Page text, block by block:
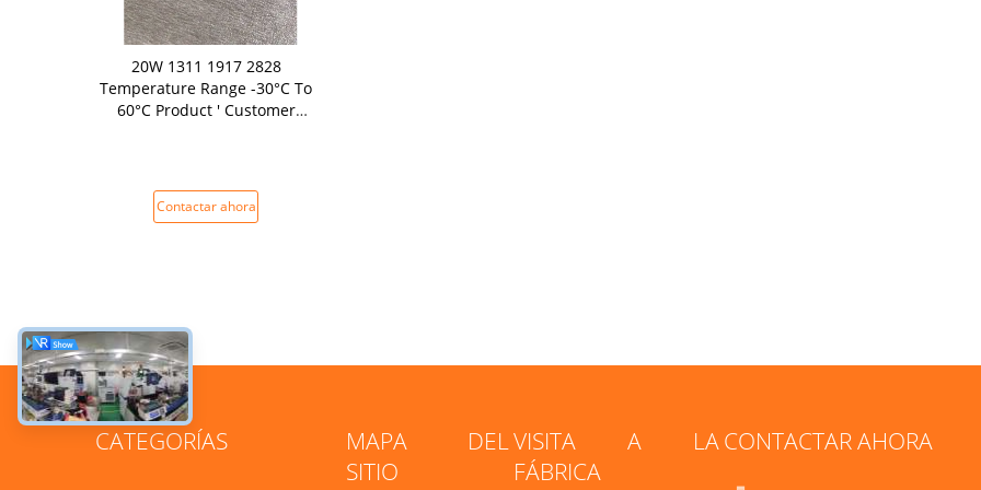
20W 1311 1917 2828
Temperature Range -30°C To
60°C Product ' Customer
Contactar ahora
CATEGORÍAS
MAPA DEL
SITIO
VISITA A LA
FÁBRICA
CONTACTAR AHORA